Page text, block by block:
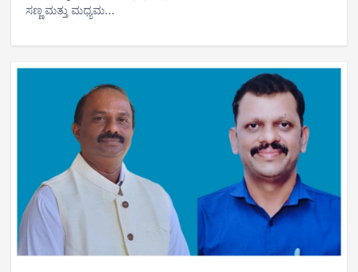
ಸಣ್ಣ ಮತ್ತು ಮಧ್ಯಮ…